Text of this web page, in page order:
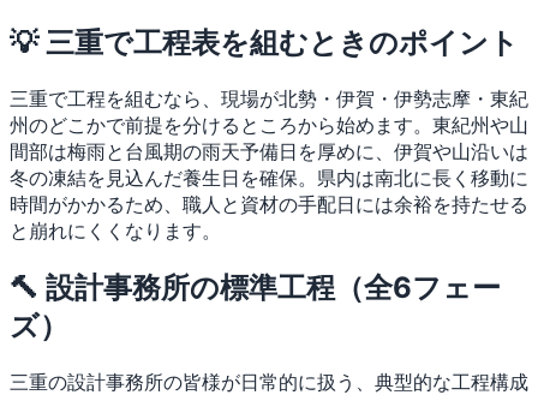
💡 三重で工程表を組むときのポイント
三重で工程を組むなら、現場が北勢・伊賀・伊勢志摩・東紀
州のどこかで前提を分けるところから始めます。東紀州や山
間部は梅雨と台風期の雨天予備日を厚めに、伊賀や山沿いは
冬の凍結を見込んだ養生日を確保。県内は南北に長く移動に
時間がかかるため、職人と資材の手配日には余裕を持たせる
と崩れにくくなります。
🔨 設計事務所の標準工程（全6フェー
ズ）
三重の設計事務所の皆様が日常的に扱う、典型的な工程構成